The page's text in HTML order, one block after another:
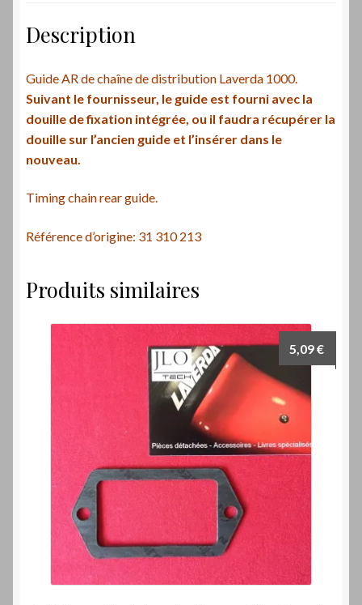
Description
Guide AR de chaîne de distribution Laverda 1000.
Suivant le fournisseur, le guide est fourni avec la
douille de fixation intégrée, ou il faudra récupérer la
douille sur l’ancien guide et l’insérer dans le
nouveau.
Timing chain rear guide.
Référence d’origine: 31 310 213
Produits similaires
5,09€